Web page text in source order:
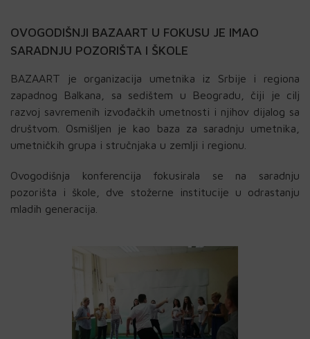
OVOGODIŠNJI BAZAART U FOKUSU JE IMAO
SARADNJU POZORIŠTA I ŠKOLE
BAZAART je organizacija umetnika iz Srbije i regiona
zapadnog Balkana, sa sedištem u Beogradu, čiji je cilj
razvoj savremenih izvođačkih umetnosti i njihov dijalog sa
društvom. Osmišljen je kao baza za saradnju umetnika,
umetničkih grupa i stručnjaka u zemlji i regionu.
Ovogodišnja konferencija fokusirala se na saradnju
pozorišta i škole, dve stožerne institucije u odrastanju
mladih generacija.